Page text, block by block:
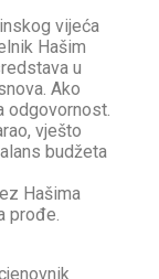
vijeća
Hašim
u
Ako
odgovornost.
vješto
budžeta
Hašima
prođe.